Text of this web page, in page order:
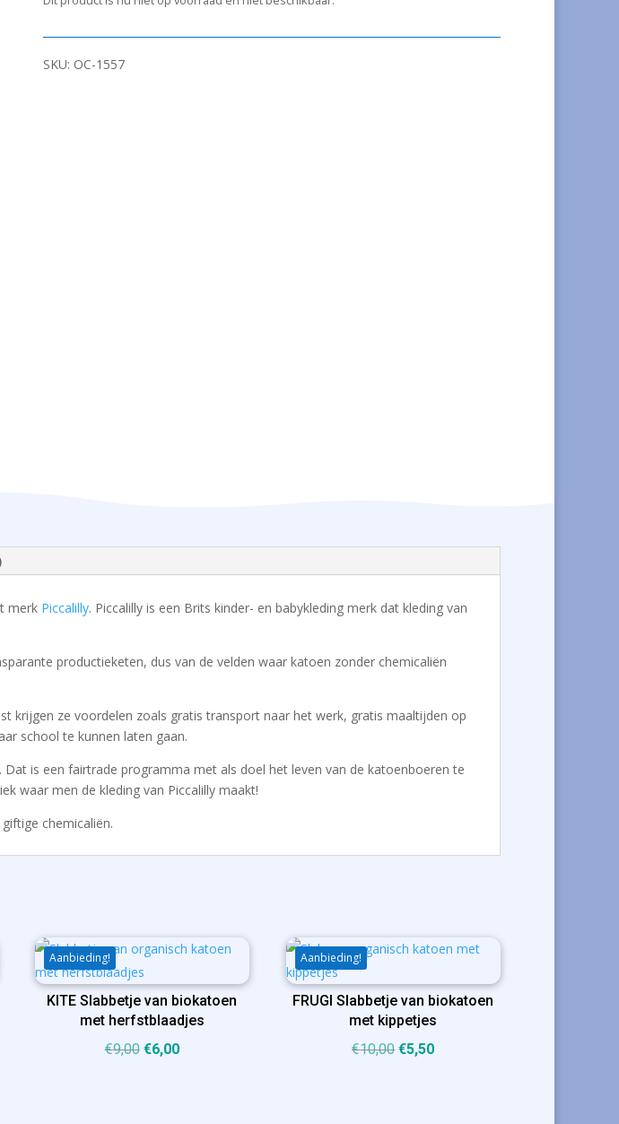
SKU: OC-1557
merk Piccalilly. Piccalilly is een Brits kinder- en babykleding merk dat kleding van
productieketen, dus van de velden waar katoen zonder chemicaliën
krijgen ze voordelen zoals gratis transport naar het werk, gratis maaltijden op
school te kunnen laten gaan.
is een fairtrade programma met als doel het leven van de katoenboeren te
waar men de kleding van Piccalilly maakt!
chemicaliën.
Aanbieding!
KITE Slabbetje van biokatoen
met herfstblaadjes
€9,00 Oorspronkelijke
€6,00Huidige
Aanbieding!
FRUGI Slabbetje van biokatoen
met kippetjes
€10,00Oorspronkelijke
€5,50Huidige